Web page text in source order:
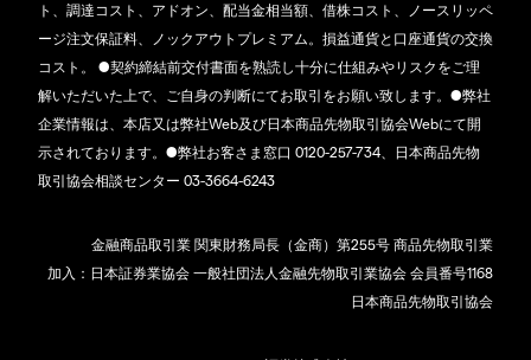
ト、調達コスト、アドオン、配当金相当額、借株コスト、ノースリッペ
ージ注文保証料、ノックアウトプレミアム。損益通貨と口座通貨の交換
コスト。 ●契約締結前交付書面を熟読し十分に仕組みやリスクをご理
解いただいた上で、ご自身の判断にてお取引をお願い致します。●弊社
企業情報は、本店又は弊社Web及び日本商品先物取引協会Webにて開
示されております。●弊社お客さま窓口 0120-257-734、日本商品先物
取引協会相談センター 03-3664-6243
金融商品取引業 関東財務局長（金商）第255号 商品先物取引業
加入：日本証券業協会 一般社団法人金融先物取引業協会 会員番号1168
日本商品先物取引協会